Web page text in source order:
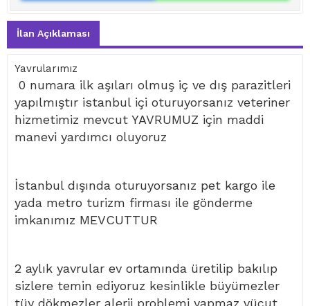
İlan Açıklaması
Yavrularımız
0 numara ilk aşıları olmuş iç ve dış parazitleri
yapılmıştır istanbul içi oturuyorsanız veteriner
hizmetimiz mevcut YAVRUMUZ için maddi
manevi yardımcı oluyoruz
İstanbul dışında oturuyorsanız pet kargo ile
yada metro turizm firması ile gönderme
imkanımız MEVCUTTUR
2 aylık yavrular ev ortamında üretilip bakılıp
sizlere temin ediyoruz kesinlikle büyümezler